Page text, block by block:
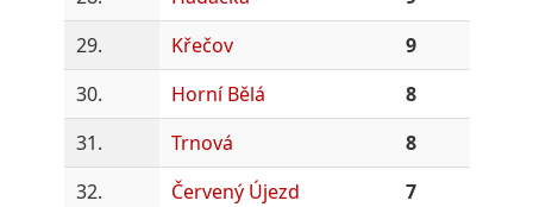
29.
Křečov
9
30.
Horní Bělá
8
31.
Trnová
8
32.
Červený Újezd
7